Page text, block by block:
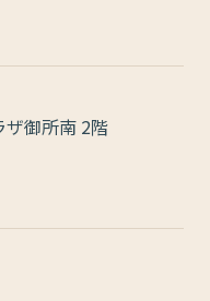
御所南 2階